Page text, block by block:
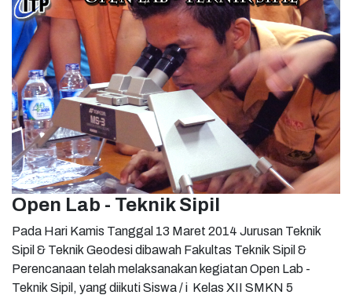
Open Lab - Teknik Sipil
Pada Hari Kamis Tanggal 13 Maret 2014 Jurusan Teknik
Sipil & Teknik Geodesi dibawah Fakultas Teknik Sipil &
Perencanaan telah melaksanakan kegiatan Open Lab -
Teknik Sipil, yang diikuti Siswa / i Kelas XII SMKN 5